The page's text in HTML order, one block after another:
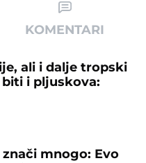
KOMENTARI
ali i dalje tropski
i pljuskova:
mnogo: Evo